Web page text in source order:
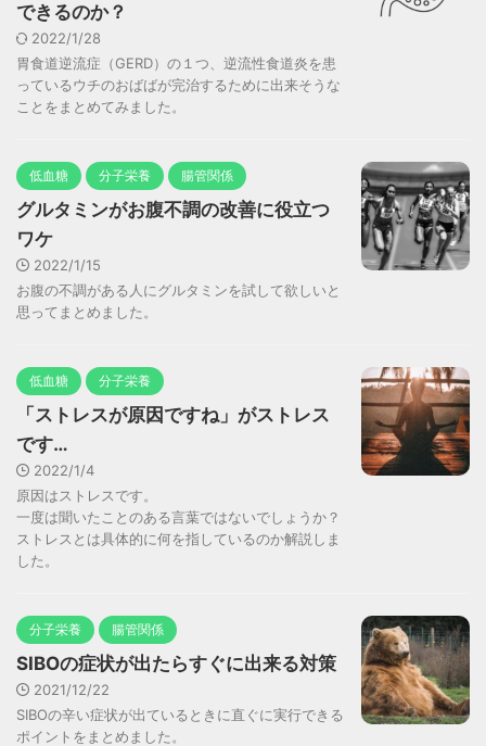
できるのか？
2022/1/28
胃食道逆流症（GERD）の１つ、逆流性食道炎を患
っているウチのおばばが完治するために出来そうな
ことをまとめてみました。
低血糖 分子栄養 腸管関係
グルタミンがお腹不調の改善に役立つ
ワケ
2022/1/15
お腹の不調がある人にグルタミンを試して欲しいと
思ってまとめました。
低血糖 分子栄養
「ストレスが原因ですね」がストレス
です…
2022/1/4
原因はストレスです。
一度は聞いたことのある言葉ではないでしょうか？
ストレスとは具体的に何を指しているのか解説しま
した。
分子栄養 腸管関係
SIBOの症状が出たらすぐに出来る対策
2021/12/22
SIBOの辛い症状が出ているときに直ぐに実行できる
ポイントをまとめました。